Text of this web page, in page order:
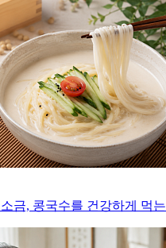
금, 콩국수를 건강하게 먹